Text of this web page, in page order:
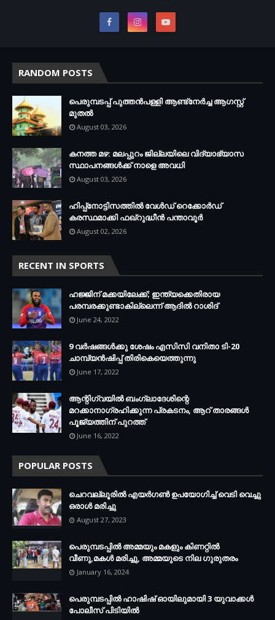
RANDOM POSTS
പെരുമ്പടപ്പ് പുത്തൻപള്ളി ആണ്ട്നേർച്ച ആഗസ്റ്റ്
മുതൽ
August 03, 2026
കനത്ത മഴ: മലപ്പുറം ജില്ലയിലെ വിദ്യാഭ്യാസ
സ്ഥാപനങ്ങൾക്ക് നാളെ അവധി
August 03, 2026
ഹിപ്പ്നോട്ടിസത്തിൽ വേൾഡ് റെക്കോർഡ്
കരസ്ഥമാക്കി ഫഖ്റുദ്ധീൻ പന്താവൂർ
August 02, 2026
RECENT IN SPORTS
ഹജ്ജിന് മക്കയിലേക്ക്; ഇന്ത്യക്കെതിരായ
പരമ്പരക്കുണ്ടാകില്ലെന്ന് ആദില്‍ റാശിദ്
June 24, 2022
9 വർഷങ്ങൾക്കു ശേഷം എസിസി വനിതാ ടി-20
ചാമ്പ്യൻഷിപ്പ് തിരികെയെത്തുന്നു
June 17, 2022
ആന്റിഗ്വയില്‍ ബംഗ്ലാദേശിന്റെ
മറക്കാനാഗ്രഹിക്കുന്ന പ്രകടനം, ആറ് താരങ്ങള്‍
പൂജ്യത്തിന് പുറത്ത്
June 16, 2022
POPULAR POSTS
ചെറവല്ലൂരിൽ എയർഗൺ ഉപയോഗിച്ച് വെടി വെച്ചു
ഒരാൾ മരിച്ചു
August 27, 2023
പെരുമ്പടപ്പിൽ അമ്മയും മകളും കിണറ്റിൽ
വീണു,മകൾ മരിച്ചു, അമ്മയുടെ നില ഗുരുതരം
January 16, 2024
പെരുമ്പടപ്പിൽ ഹാഷിഷ് ഓയിലുമായി 3 യുവാക്കൾ
പോലീസ് പിടിയിൽ